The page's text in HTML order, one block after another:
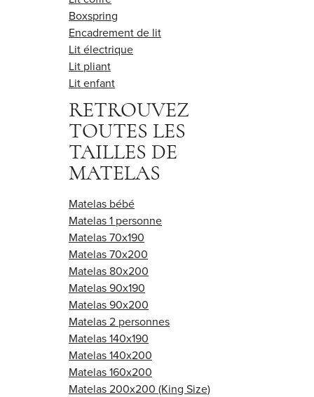
Boxspring
Encadrement de lit
Lit électrique
Lit pliant
Lit enfant
RETROUVEZ
TOUTES LES
TAILLES DE
MATELAS
Matelas bébé
Matelas 1 personne
Matelas 70x190
Matelas 70x200
Matelas 80x200
Matelas 90x190
Matelas 90x200
Matelas 2 personnes
Matelas 140x190
Matelas 140x200
Matelas 160x200
Matelas 200x200 (King Size)